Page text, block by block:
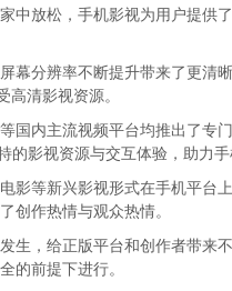
放松，手机影视为用户提供
分辨率不断提升带来了更清
清影视资源。
内主流视频平台均推出了专
影视资源与交互体验，助力手
等新兴影视形式在手机平台
创作热情与观众热情。
，给正版平台和创作者带来
的前提下进行。